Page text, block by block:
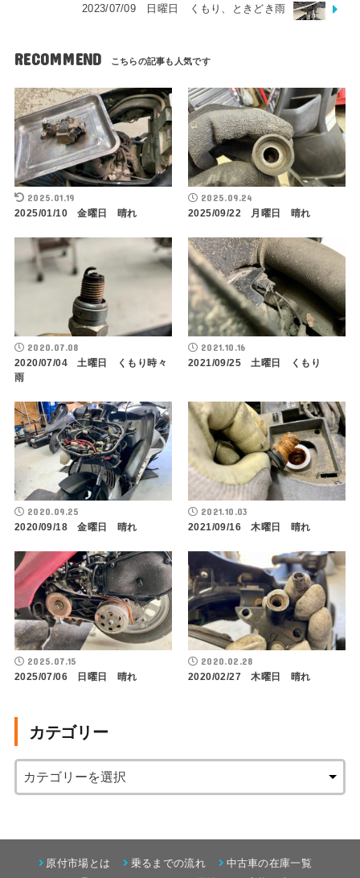
2023/07/09 日曜日 くもり、ときどき雨
RECOMMEND
2025.01.19
2025/01/10 金曜日 晴れ
2025.09.24
2025/09/22 月曜日 晴れ
2020.07.08
2020/07/04 土曜日 くもり時々
雨
2021.10.16
2021/09/25 土曜日 くもり
2020.09.25
2020/09/18 金曜日 晴れ
2021.10.03
2021/09/16 木曜日 晴れ
2025.07.15
2025/07/06 日曜日 晴れ
2020.02.28
2020/02/27 木曜日 晴れ
カテゴリー
原付市場とは 乗るまでの流れ
中古車の在庫一覧